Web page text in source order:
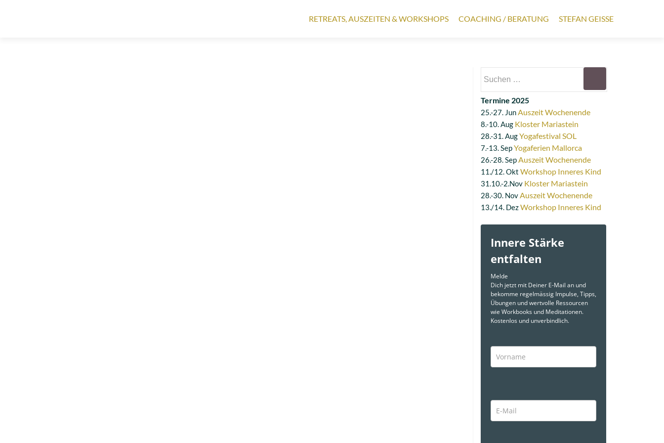
Inhalt
RETREATS, AUSZEITEN & WORKSHOPS COACHING / BERATUNG STEFAN GEISSE
nach:
Termine 2025
25.-27. JunAuszeit Wochenende
8.-10. Aug Kloster Mariastein
28.-31. AugYogafestival SOL
7.-13. SepYogaferien Mallorca
26.-28. SepAuszeit Wochenende
11./12. Okt Workshop Inneres Kind
31.10.-2.Nov Kloster Mariastein
28.-30. NovAuszeit Wochenende
13./14. DezWorkshop Inneres Kind
Innere Stärke
entfalten
Melde
Dich jetzt mit Deiner E-Mail an und
bekomme regelmässig Impulse, Tipps,
Übungen und wertvolle Ressourcen
wie Workbooks und Meditationen.
Kostenlos und unverbindlich.